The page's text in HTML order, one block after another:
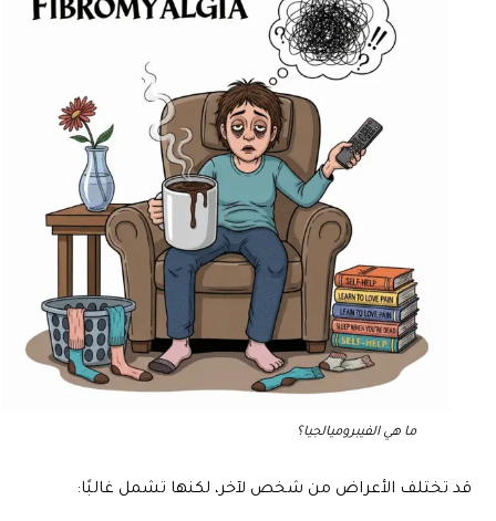
ما هي الفيبروميالجيا؟
قد تختلف الأعراض من شخص لآخر، لكنها تشمل غالبًا: